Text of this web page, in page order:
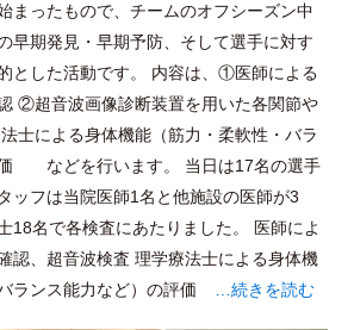
まったもので、チームのオフシーズン中
早期発見・早期予防、そして選手に対す
とした活動です。 内容は、①医師による
②超音波画像診断装置を用いた各関節や
士による身体機能（筋力・柔軟性・バラ
価 などを行います。 当日は17名の選手
ッフは当院医師1名と他施設の医師が3
18名で各検査にあたりました。 医師によ
認、超音波検査 理学療法士による身体機
ランス能力など）の評価
…続きを読む